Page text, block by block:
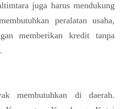
juga harus mendukung
peralatan usaha,
memberikan kredit tanpa
membutuhkan di daerah.